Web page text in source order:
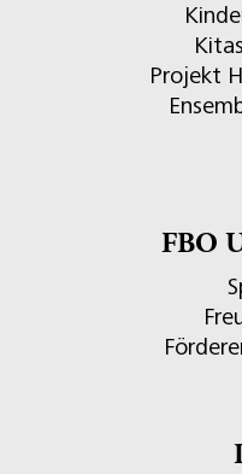
Projekt
FBO